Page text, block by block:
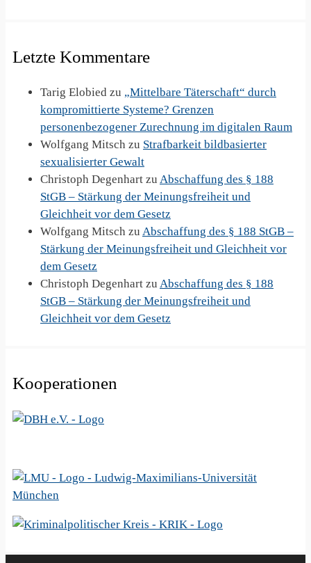
Letzte Kommentare
Tarig Elobied zu „Mittelbare Täterschaft“ durch
kompromittierte Systeme? Grenzen
personenbezogener Zurechnung im digitalen Raum
Wolfgang Mitsch zu Strafbarkeit bildbasierter
sexualisierter Gewalt
Christoph Degenhart zu Abschaffung des § 188
StGB – Stärkung der Meinungsfreiheit und
Gleichheit vor dem Gesetz
Wolfgang Mitsch zu Abschaffung des § 188 StGB –
Stärkung der Meinungsfreiheit und Gleichheit vor
dem Gesetz
Christoph Degenhart zu Abschaffung des § 188
StGB – Stärkung der Meinungsfreiheit und
Gleichheit vor dem Gesetz
Kooperationen